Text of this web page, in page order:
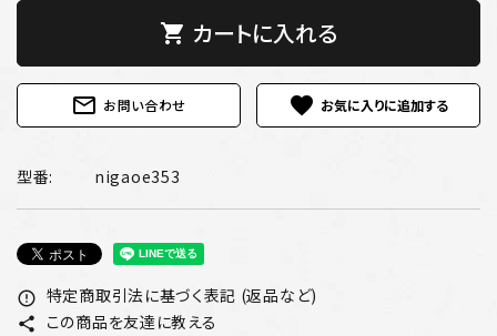
shopping_cart カートに入れる
mail_outline お問い合わせ favorite
型番: nigaoe353
error_outline 特定商取引法に基づく表記 (返品など)
share
この商品を友達に教える